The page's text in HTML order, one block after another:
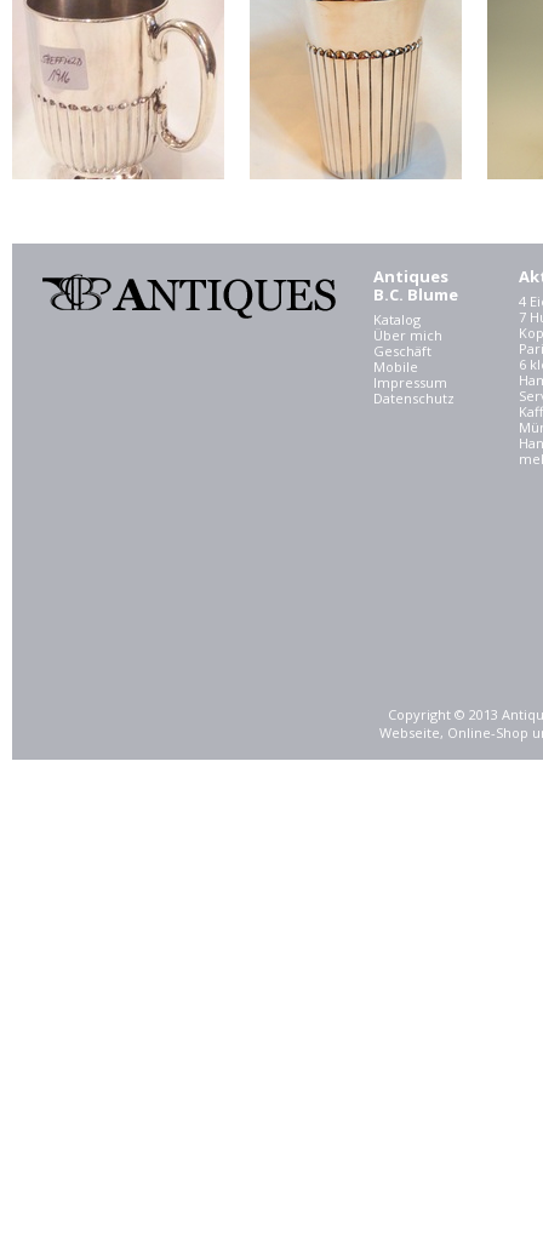
Antiques
B.C. Blume
Katalog
Über mich
Geschäft
Mobile
Impressum
Datenschutz
4
7
6
Copyright © 2013
Webseite, Online-Shop